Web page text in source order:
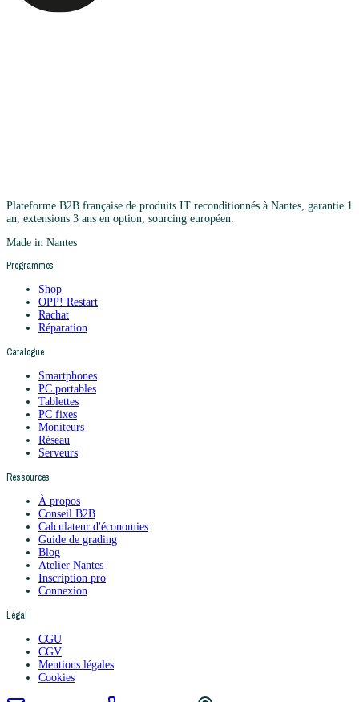
Plateforme B2B française de produits IT reconditionnés à Nantes, garantie 1
an, extensions 3 ans en option, sourcing européen.
Made in Nantes
Programmes
Shop
OPP! Restart
Rachat
Réparation
Catalogue
Smartphones
PC portables
Tablettes
PC fixes
Moniteurs
Réseau
Serveurs
Ressources
À propos
Conseil B2B
Calculateur d'économies
Guide de grading
Blog
Atelier Nantes
Inscription pro
Connexion
Légal
CGU
CGV
Mentions légales
Cookies